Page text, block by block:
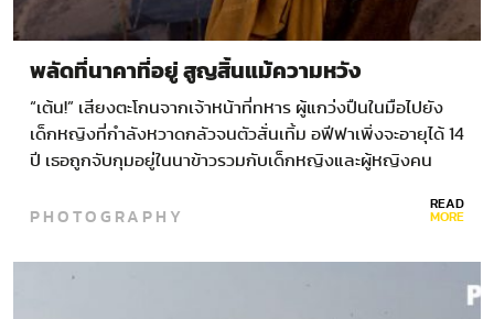
พลัดที่นาคาที่อยู่ สูญสิ้นแม้ความหวัง
“เต้น!” เสียงตะโกนจากเจ้าหน้าที่ทหาร ผู้แกว่งปืนในมือไปยัง
เด็กหญิงที่กำลังหวาดกลัวจนตัวสั่นเทิ้ม อฟีฟาเพิ่งจะอายุได้ 14
ปี เธอถูกจับกุมอยู่ในนาข้าวรวมกับเด็กหญิงและผู้หญิงคน
PHOTOGRAPHY READ
MORE